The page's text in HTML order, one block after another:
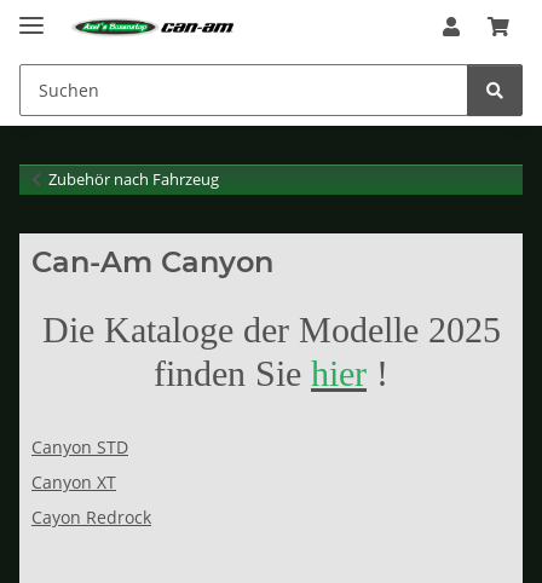
Zubehör nach Fahrzeug
Can-Am Canyon
Die Kataloge der Modelle 2025
finden Sie hier !
Canyon STD
Canyon XT
Cayon Redrock